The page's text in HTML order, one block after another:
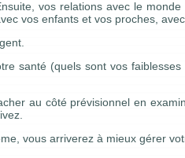
vos relations avec le
vos enfants et vos proches,
santé (quels sont vos
au côté prévisionnel en
vous arriverez à mieux gérer